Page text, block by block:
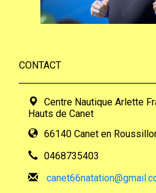
CONTACT
Centre Nautique Arlette
Hauts de Canet
66140 Canet en
0468735403